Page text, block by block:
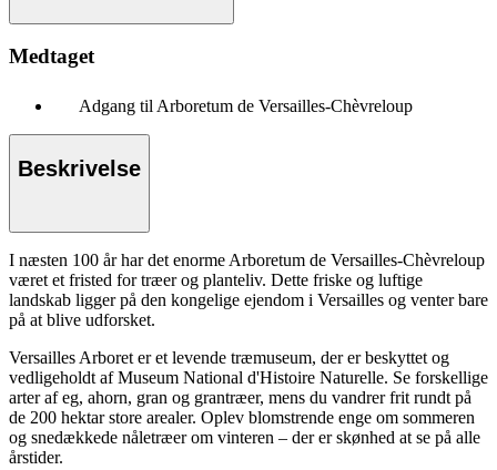
Medtaget
Adgang til Arboretum de Versailles-Chèvreloup
Beskrivelse
I næsten 100 år har det enorme Arboretum de Versailles-Chèvreloup
været et fristed for træer og planteliv. Dette friske og luftige
landskab ligger på den kongelige ejendom i Versailles og venter bare
på at blive udforsket.
Versailles Arboret er et levende træmuseum, der er beskyttet og
vedligeholdt af Museum National d'Histoire Naturelle. Se forskellige
arter af eg, ahorn, gran og grantræer, mens du vandrer frit rundt på
de 200 hektar store arealer. Oplev blomstrende enge om sommeren
og snedækkede nåletræer om vinteren – der er skønhed at se på alle
årstider.